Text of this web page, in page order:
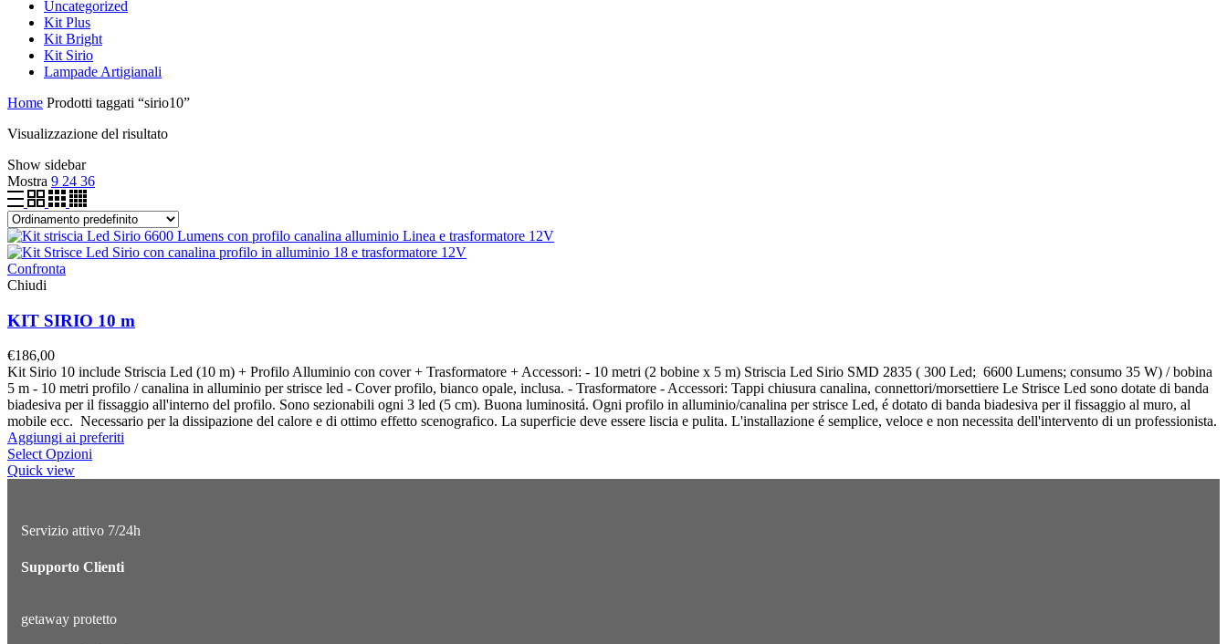
Uncategorized
Kit Plus
Kit Bright
Kit Sirio
Lampade Artigianali
Home Prodotti taggati “sirio10”
Visualizzazione del risultato
Show sidebar
Mostra 9 24 36
Confronta
Chiudi
KIT SIRIO 10 m
€186,00
Kit Sirio 10 include Striscia Led (10 m) + Profilo Alluminio con cover + Trasformatore + Accessori: - 10 metri (2 bobine x 5 m) Striscia Led Sirio SMD 2835 ( 300 Led; 6600 Lumens; consumo 35 W) / bobina
5 m - 10 metri profilo / canalina in alluminio per strisce led - Cover profilo, bianco opale, inclusa. - Trasformatore - Accessori: Tappi chiusura canalina, connettori/morsettiere Le Strisce Led sono dotate di banda
biadesiva per il fissaggio all'interno del profilo. Sono sezionabili ogni 3 led (5 cm). Buona luminositá. Ogni profilo in alluminio/canalina per strisce Led, é dotato di banda biadesiva per il fissaggio al muro, al
mobile ecc. Necessario per la dissipazione del calore e di ottimo effetto scenografico. La superficie deve essere liscia e pulita. L'installazione é semplice, veloce e non necessita dell'intervento di un professionista.
Aggiungi ai preferiti
Select Opzioni
Quick view
Servizio attivo 7/24h
Supporto Clienti
getaway protetto